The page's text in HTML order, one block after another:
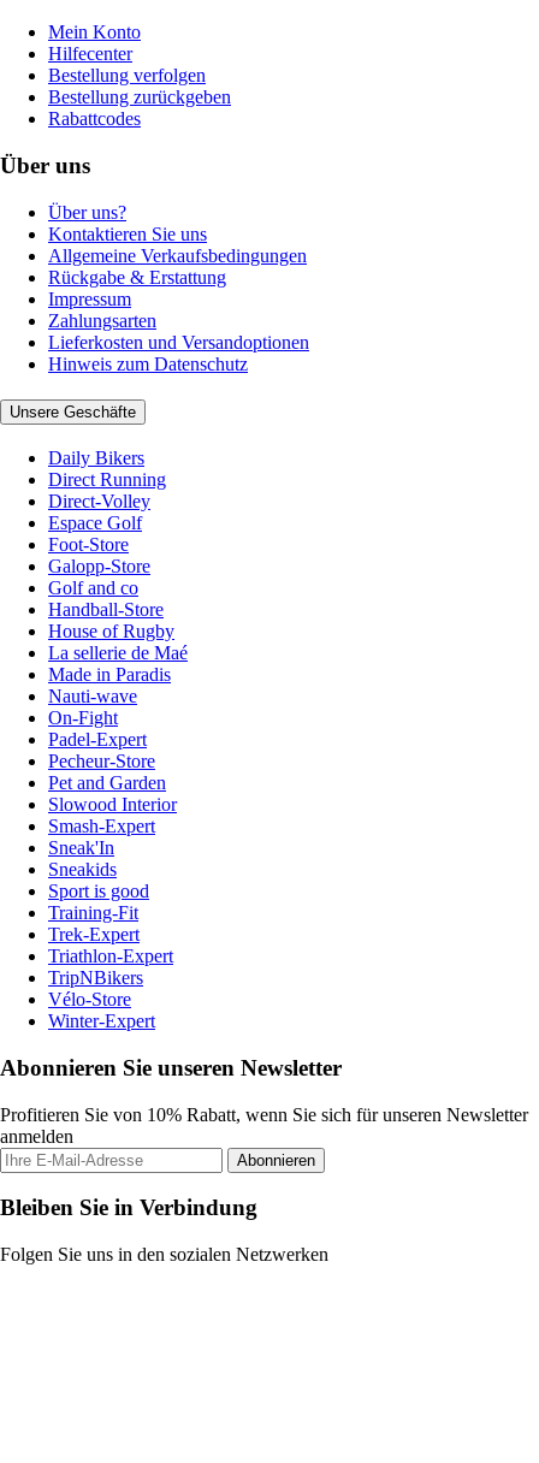
Mein Konto
Hilfecenter
Bestellung verfolgen
Bestellung zurückgeben
Rabattcodes
Über uns
Über uns?
Kontaktieren Sie uns
Allgemeine Verkaufsbedingungen
Rückgabe & Erstattung
Impressum
Zahlungsarten
Lieferkosten und Versandoptionen
Hinweis zum Datenschutz
Unsere Geschäfte
Daily Bikers
Direct Running
Direct-Volley
Espace Golf
Foot-Store
Galopp-Store
Golf and co
Handball-Store
House of Rugby
La sellerie de Maé
Made in Paradis
Nauti-wave
On-Fight
Padel-Expert
Pecheur-Store
Pet and Garden
Slowood Interior
Smash-Expert
Sneak'In
Sneakids
Sport is good
Training-Fit
Trek-Expert
Triathlon-Expert
TripNBikers
Vélo-Store
Winter-Expert
Abonnieren Sie unseren Newsletter
Profitieren Sie von 10% Rabatt, wenn Sie sich für unseren Newsletter
anmelden
Abonnieren
Bleiben Sie in Verbindung
Folgen Sie uns in den sozialen Netzwerken